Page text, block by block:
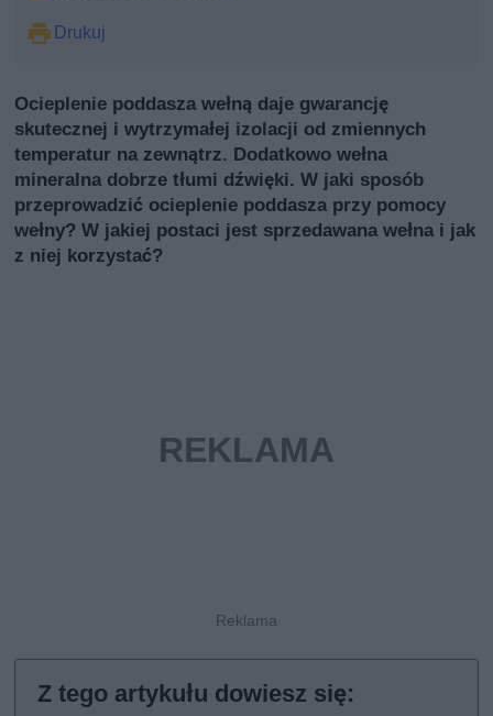
Drukuj
Ocieplenie poddasza wełną daje gwarancję
skutecznej i wytrzymałej izolacji od zmiennych
temperatur na zewnątrz. Dodatkowo wełna
mineralna dobrze tłumi dźwięki. W jaki sposób
przeprowadzić ocieplenie poddasza przy pomocy
wełny? W jakiej postaci jest sprzedawana wełna i jak
z niej korzystać?